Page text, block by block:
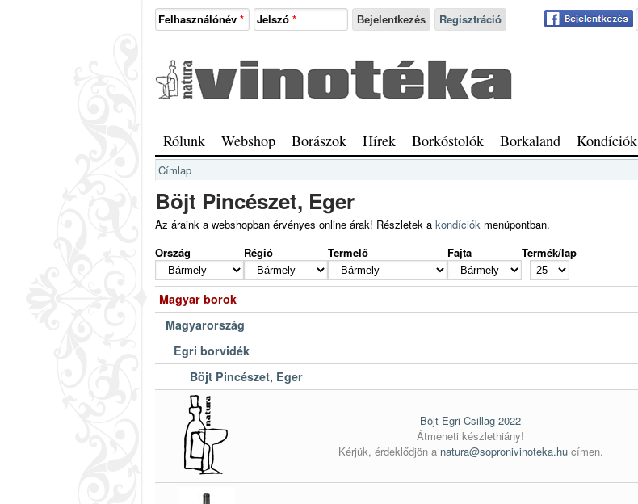
Felhasználónév * Jelszó * Regisztráció
Natura
Vinotéka
Főmenü
Rólunk Webshop Borászok Hírek Borkóstolók Borkaland Kondíciók
Jelenlegi hely
Címlap
Böjt Pincészet, Eger
Az áraink a webshopban érvényes online árak! Részletek a kondíciók menüpontban.
Ország
Régió Termelő Fajta Termék/lap
Magyar borok
Magyarország
Egri borvidék
Böjt Pincészet, Eger
Böjt Egri Csillag 2022
Átmeneti készlethiány!
Kérjük, érdeklődjön a natura@sopronivinoteka.hucímen.